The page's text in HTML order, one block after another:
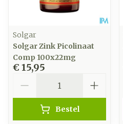
Solgar
Solgar Zink Picolinaat
Comp 100x22mg
€ 15,95
Bestel